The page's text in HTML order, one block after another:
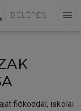
BELÉPÉS menu
fiókoddal, iskolai